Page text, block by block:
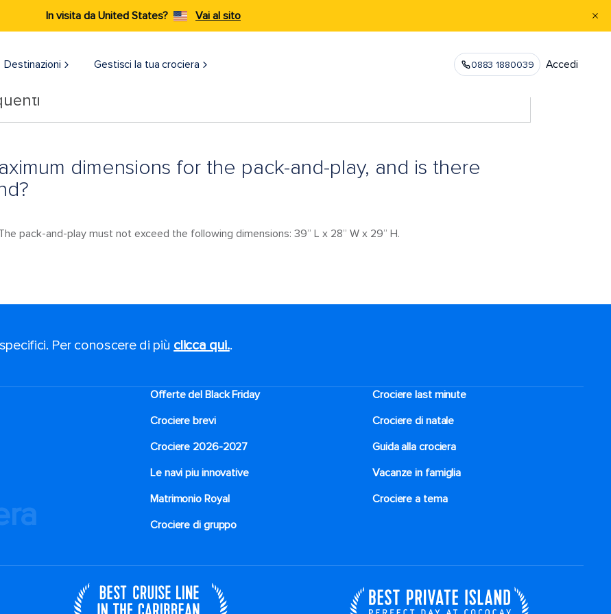
In visita da United States? Vai al sito
Destinazioni​ Gestisci la tua crociera 0883 1880039 Accedi
dimensions for the pack-and-play, and is there
pack-and-play must not exceed the following dimensions: 39” L x 28” W x 29” H.
Per conoscere di più clicca qui..
Offerte del Black Friday
Crociere last minute
Crociere brevi​
Crociere di natale​
Crociere 2026-2027
Guida alla crociera
Le navi piu innovative
Vacanze in famiglia
Matrimonio Royal
Crociere a tema
Crociere di gruppo